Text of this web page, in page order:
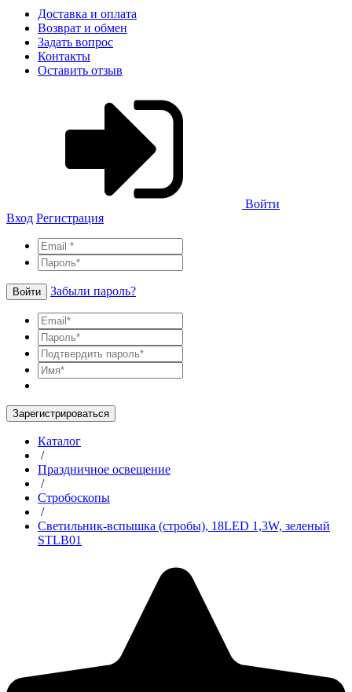
Доставка и оплата
Возврат и обмен
Задать вопрос
Контакты
Оставить отзыв
Войти
Вход Регистрация
Войти Забыли пароль?
Зарегистрироваться
Каталог
/
Праздничное освещение
/
Стробоскопы
/
Cветильник-вспышка (стробы), 18LED 1,3W, зеленый
STLB01